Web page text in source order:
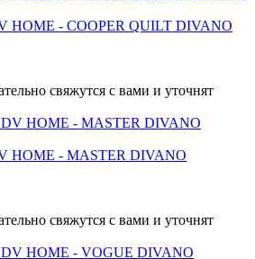
HOME - COOPER QUILT DIVANO
свяжутся с вами и уточнят
HOME - MASTER DIVANO
свяжутся с вами и уточнят